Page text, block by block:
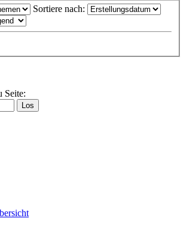
Sortiere nach:
Seite: